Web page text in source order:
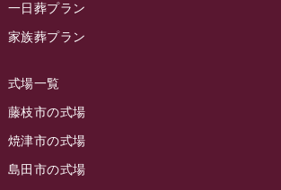
2023年10月
2023年9月
2023年7月
2023年6月
2023年5月
ラビュー藤枝茶町
ラビュー島田稲荷
ラビュー焼津石津
ラビュー藤枝駅北
ラビュー清水飯田
ラビュー西焼津
一日葬プラン
家族葬プラン
式場一覧
藤枝市の式場
焼津市の式場
島田市の式場